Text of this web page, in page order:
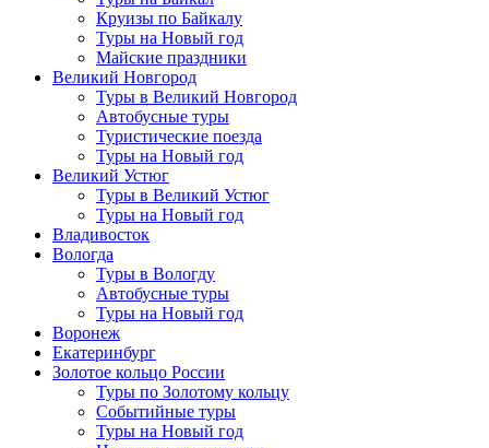
Круизы по Байкалу
Туры на Новый год
Майские праздники
Великий Новгород
Туры в Великий Новгород
Автобусные туры
Туристические поезда
Туры на Новый год
Великий Устюг
Туры в Великий Устюг
Туры на Новый год
Владивосток
Вологда
Туры в Вологду
Автобусные туры
Туры на Новый год
Воронеж
Екатеринбург
Золотое кольцо России
Туры по Золотому кольцу
Событийные туры
Туры на Новый год